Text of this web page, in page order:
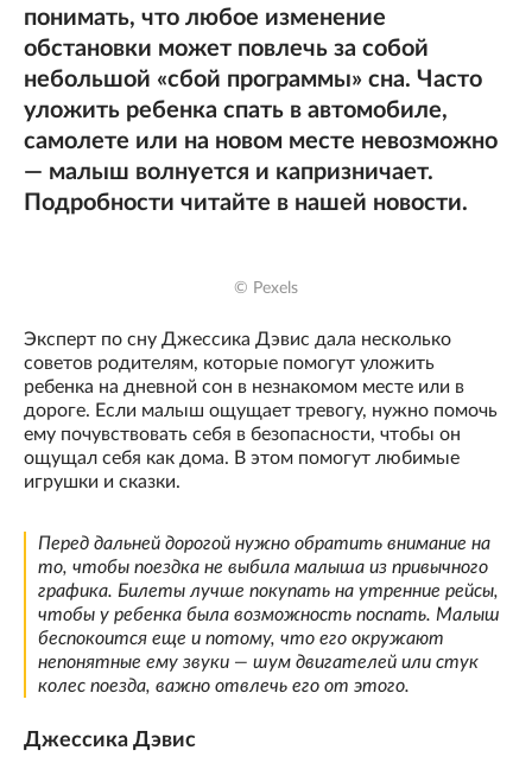
понимать, что любое изменение
обстановки может повлечь за собой
небольшой «сбой программы» сна. Часто
уложить ребенка спать в автомобиле,
самолете или на новом месте невозможно
— малыш волнуется и капризничает.
Подробности читайте в нашей новости.
© Pexels
Эксперт по сну Джессика Дэвис дала несколько
советов родителям, которые помогут уложить
ребенка на дневной сон в незнакомом месте или в
дороге. Если малыш ощущает тревогу, нужно помочь
ему почувствовать себя в безопасности, чтобы он
ощущал себя как дома. В этом помогут любимые
игрушки и сказки.
Перед дальней дорогой нужно обратить внимание на
то, чтобы поездка не выбила малыша из привычного
графика. Билеты лучше покупать на утренние рейсы,
чтобы у ребенка была возможность поспать. Малыш
беспокоится еще и потому, что его окружают
непонятные ему звуки — шум двигателей или стук
колес поезда, важно отвлечь его от этого.
Джессика Дэвис